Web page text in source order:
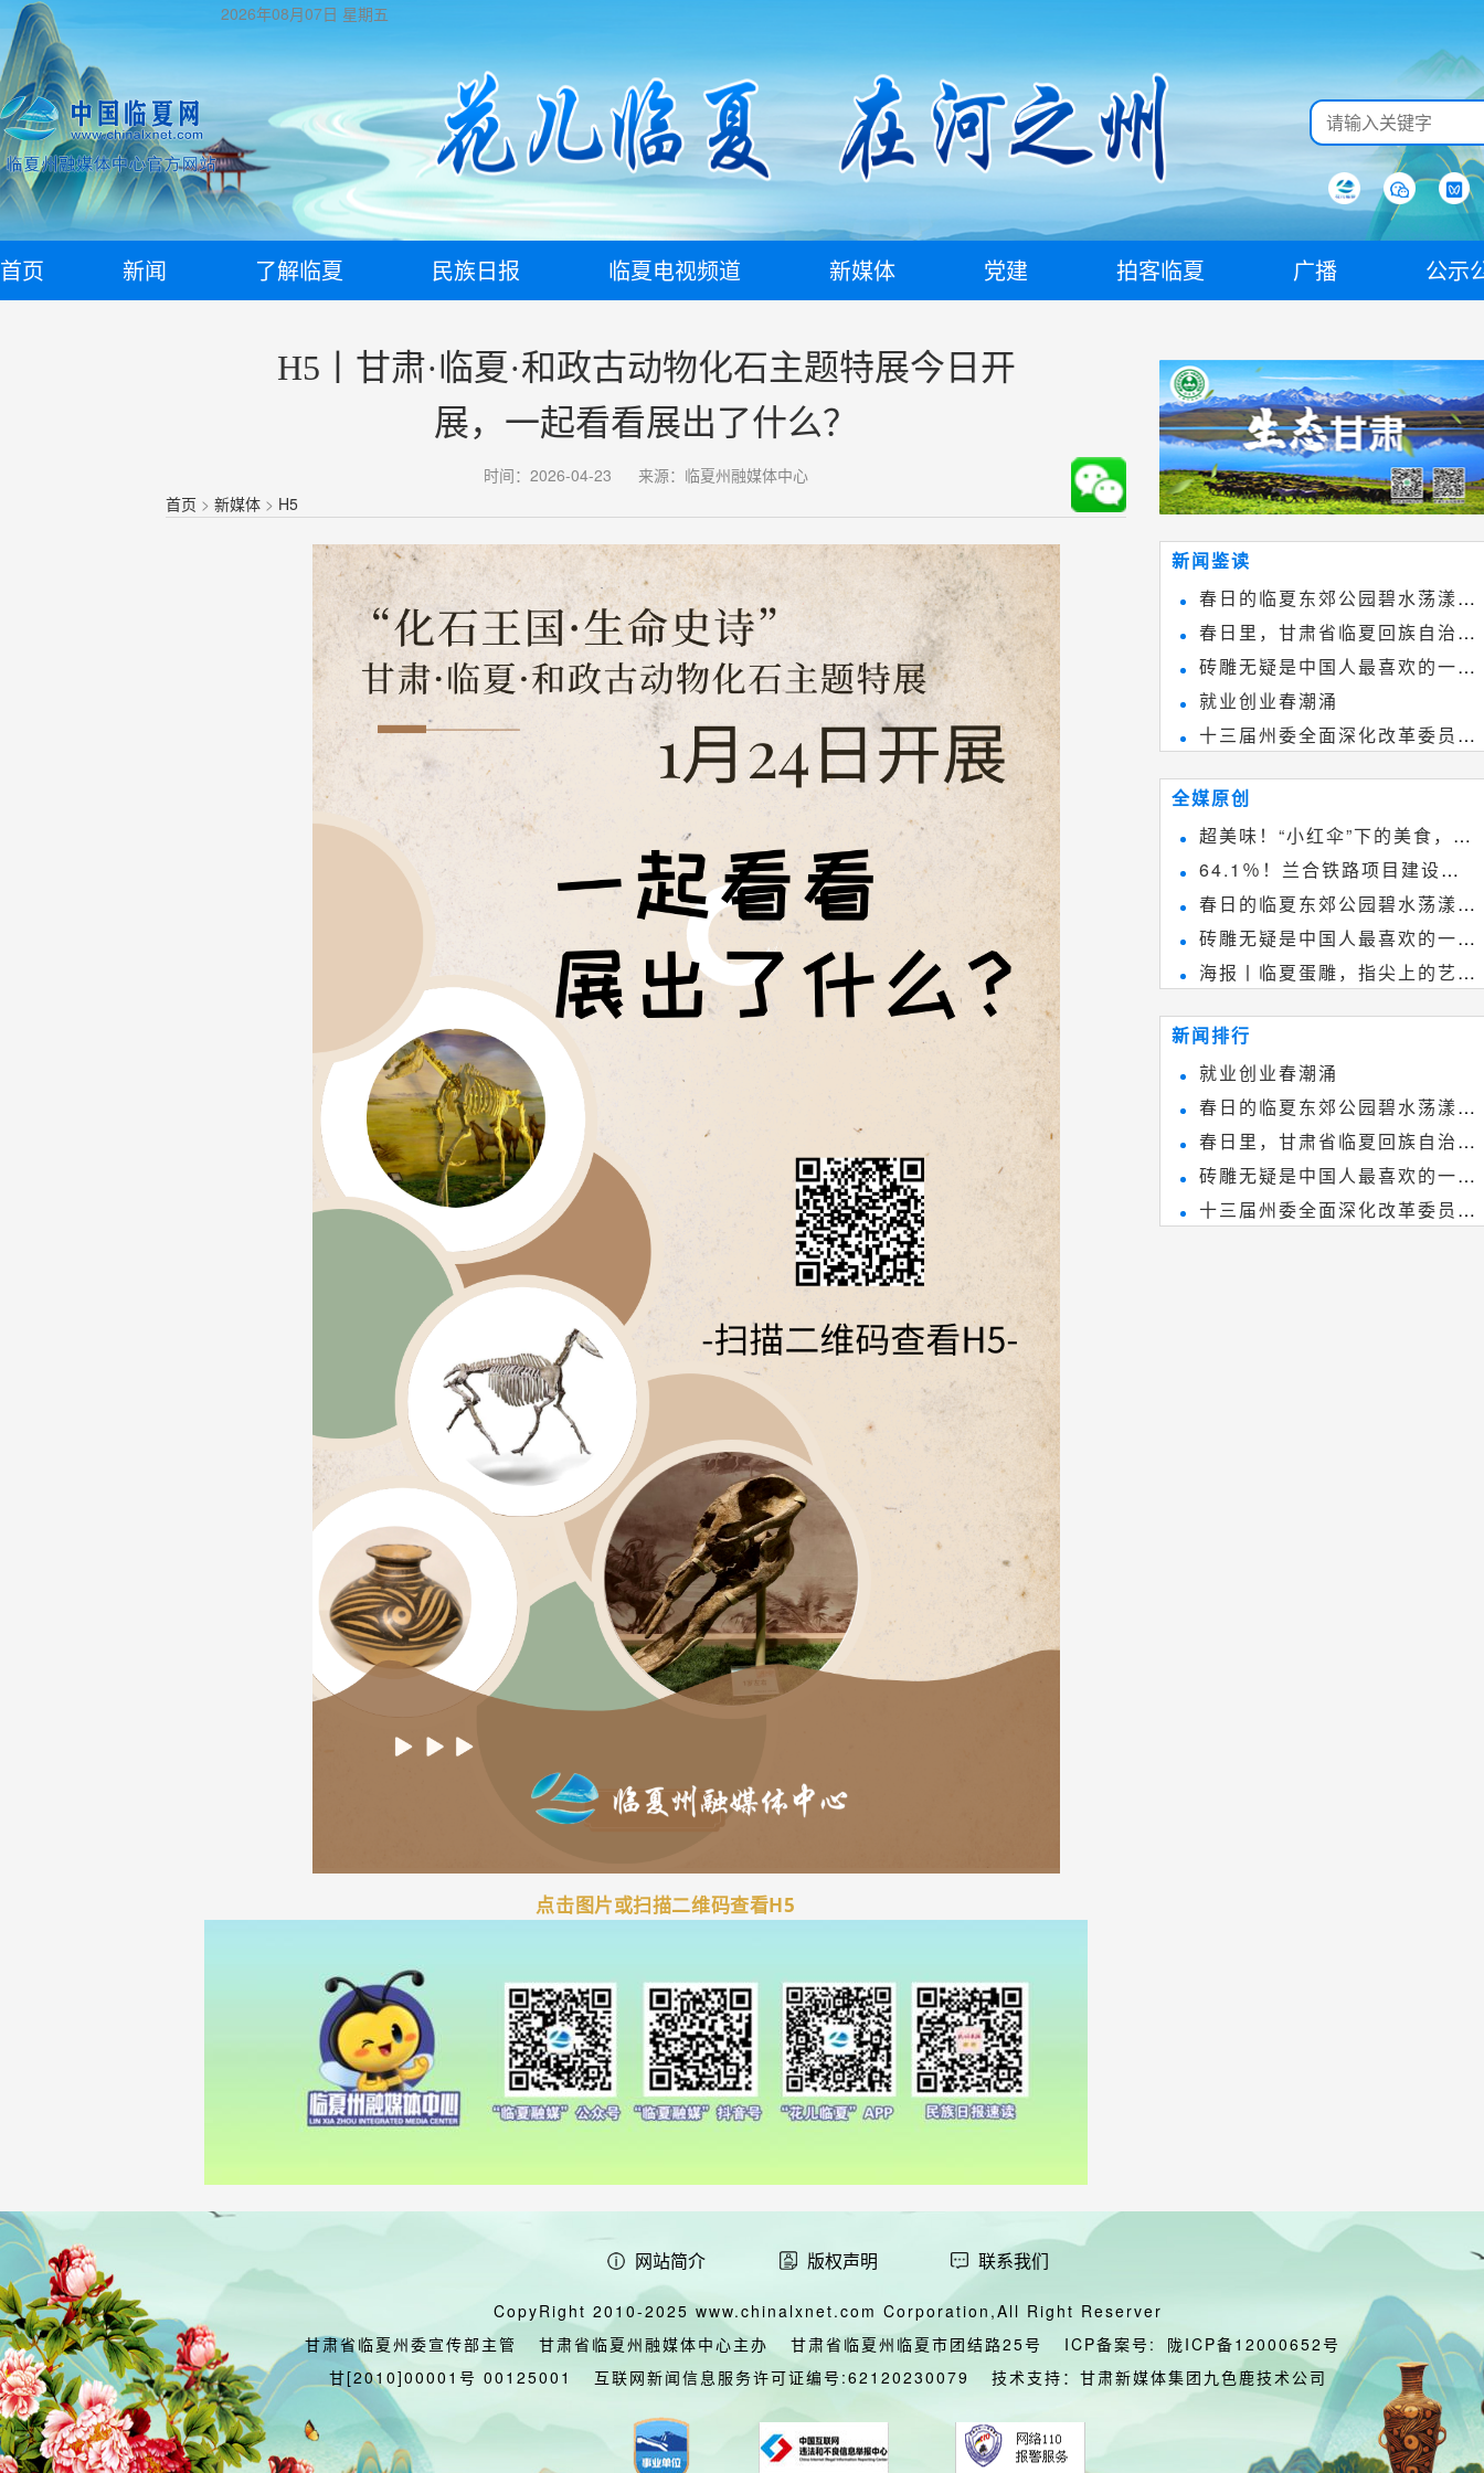
2026年08月07日 星期五
首页 新闻 了解临夏 民族日报 临夏电视频道 新媒体 党建 拍客临夏 广播 公示
H5丨甘肃·临夏·和政古动物化石主题特展今日开
展，一起看看展出了什么？
时间：2026-04-23
来源：临夏州融媒体中心
首页 > 新媒体 > H5
点击图片或扫描二维码查看H5
新闻鉴读
春日的临夏东郊公园碧水荡漾、
春花烂漫
春日里，甘肃省临夏回族自治州
境内的刘家峡大桥，壮观美丽!
砖雕无疑是中国人最喜欢的一种
雕刻艺术，它不仅是民间实用美术
和建筑装饰艺术的有机结合，更成
为中国建筑史上彰品东方美不可磨
就业创业春潮涌
十三届州委全面深化改革委员会
第八次会议召开
全媒原创
超美味！“小红伞”下的美食，绝
不能错过~
64.1％！兰合铁路项目建设加
速推进
春日的临夏东郊公园碧水荡漾、
春花烂漫
砖雕无疑是中国人最喜欢的一种
雕刻艺术，它不仅是民间实用美术
和建筑装饰艺术的有机结合，更成
为中国建筑史上彰品东方美不可磨
灭的一笔。一方青砖里不仅藏着广
海报丨临夏蛋雕，指尖上的艺术
~
新闻排行
就业创业春潮涌
春日的临夏东郊公园碧水荡漾、
春花烂漫
春日里，甘肃省临夏回族自治州
境内的刘家峡大桥，壮观美丽!
砖雕无疑是中国人最喜欢的一种
雕刻艺术，它不仅是民间实用美术
十三届州委全面深化改革委员会
网站简介 版权声明 联系我们
CopyRight 2010-2025 www.chinalxnet.com Corporation,All Right Reserver
甘肃省临夏州委宣传部主管
甘肃省临夏州融媒体中心主办 甘肃省临夏州临夏市团结路25号 ICP备案号:
陇ICP备12000652号
甘[2010]00001号 00125001
互联网新闻信息服务许可证编号:62120230079 技术支持：甘肃新媒体集团九色鹿技术公司